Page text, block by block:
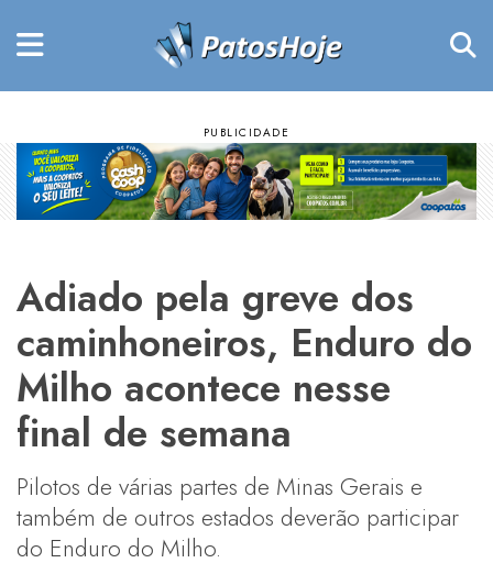
Adiado pela greve dos
caminhoneiros, Enduro do
Milho acontece nesse
final de semana
Pilotos de várias partes de Minas Gerais e
também de outros estados deverão participar
do Enduro do Milho.